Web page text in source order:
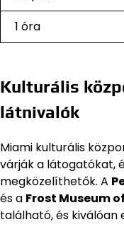
1 óra
Kulturális
látnivalók
Miami kulturális
várják a látogatókat,
megközelíthetők. A
és a Frost Museum
található, és kiválóan